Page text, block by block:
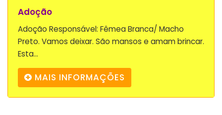
Adoção
Adoção Responsável: Fêmea Branca/ Macho
Preto. Vamos deixar. São mansos e amam brincar.
Esta...
MAIS INFORMAÇÕES